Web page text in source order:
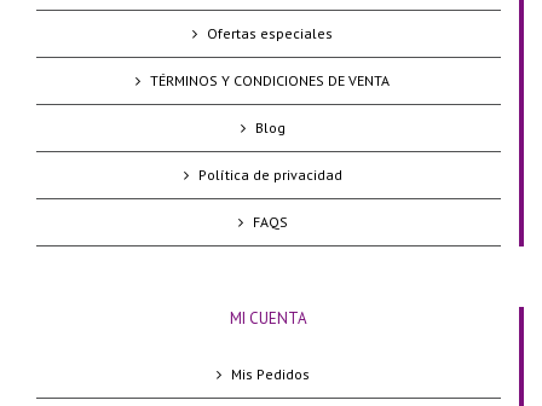
Ofertas especiales
TÉRMINOS Y CONDICIONES DE VENTA
Blog
Política de privacidad
FAQS
MI CUENTA
Mis Pedidos